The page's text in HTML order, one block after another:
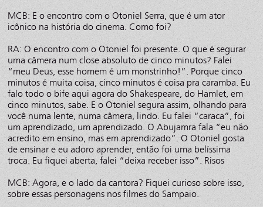
MCB: E o encontro com o Otoniel Serra, que é um ator
icônico na história do cinema. Como foi?
RA: O encontro com o Otoniel foi presente. O que é segurar
uma câmera num close absoluto de cinco minutos? Falei
“meu Deus, esse homem é um monstrinho!”. Porque cinco
minutos é muita coisa, cinco minutos é coisa pra caramba. Eu
falo todo o bife aqui agora do Shakespeare, do Hamlet, em
cinco minutos, sabe. E o Otoniel segura assim, olhando para
você numa lente, numa câmera, lindo. Eu falei “caraca”, foi
um aprendizado, um aprendizado. O Abujamra fala “eu não
acredito em ensino, mas em aprendizado”. O Otoniel gosta
de ensinar e eu adoro aprender, então foi uma belíssima
troca. Eu fiquei aberta, falei “deixa receber isso”. Risos
MCB: Agora, e o lado da cantora? Fiquei curioso sobre isso,
sobre essas personagens nos filmes do Sampaio.